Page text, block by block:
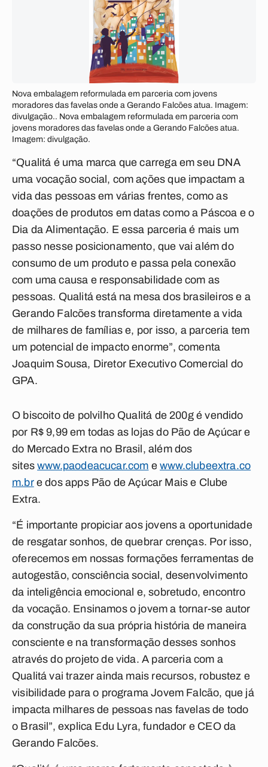
Nova embalagem reformulada em parceria com jovens
moradores das favelas onde a Gerando Falcões atua. Imagem:
divulgação.. Nova embalagem reformulada em parceria com
jovens moradores das favelas onde a Gerando Falcões atua.
Imagem: divulgação.
“Qualitá é uma marca que carrega em seu DNA
uma vocação social, com ações que impactam a
vida das pessoas em várias frentes, como as
doações de produtos em datas como a Páscoa e o
Dia da Alimentação. E essa parceria é mais um
passo nesse posicionamento, que vai além do
consumo de um produto e passa pela conexão
com uma causa e responsabilidade com as
pessoas. Qualitá está na mesa dos brasileiros e a
Gerando Falcões transforma diretamente a vida
de milhares de famílias e, por isso, a parceria tem
um potencial de impacto enorme”, comenta
Joaquim Sousa, Diretor Executivo Comercial do
GPA.
O biscoito de polvilho Qualitá de 200g é vendido
por R$ 9,99 em todas as lojas do Pão de Açúcar e
do Mercado Extra no Brasil, além dos
siteswww.paodeacucar.com ewww.clubeextra.co
m.bre dos apps Pão de Açúcar Mais e Clube
Extra.
“É importante propiciar aos jovens a oportunidade
de resgatar sonhos, de quebrar crenças. Por isso,
oferecemos em nossas formações ferramentas de
autogestão, consciência social, desenvolvimento
da inteligência emocional e, sobretudo, encontro
da vocação. Ensinamos o jovem a tornar-se autor
da construção da sua própria história de maneira
consciente e na transformação desses sonhos
através do projeto de vida. A parceria com a
Qualitá vai trazer ainda mais recursos, robustez e
visibilidade para o programa Jovem Falcão, que já
impacta milhares de pessoas nas favelas de todo
o Brasil”, explica Edu Lyra, fundador e CEO da
Gerando Falcões.